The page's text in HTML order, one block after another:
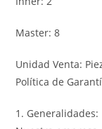
Master: 8
Unidad Venta:
Política de
1. Generalidades: